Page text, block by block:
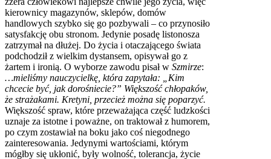
kierownicy magazynów, sklepów, domów
handlowych szybko się go pozbywali – co przynosiło
satysfakcję obu stronom. Jedynie posadę listonosza
zatrzymał na dłużej. Do życia i otaczającego świata
podchodził z wielkim dystansem, opisywał go z
żartem i ironią. O wyborze zawodu pisał w Szmirze:
…mieliśmy nauczycielkę, która zapytała: „Kim
chcecie być, jak dorośniecie?” Większość chłopaków,
że strażakami. Kretyni, przecież można się poparzyć.
Większość spraw, które przeważająca część ludzkości
uznaje za istotne i poważne, on traktował z humorem,
po czym zostawiał na boku jako coś niegodnego
zainteresowania. Jedynymi wartościami, którym
mógłby się ukłonić, były wolność, tolerancja, życie